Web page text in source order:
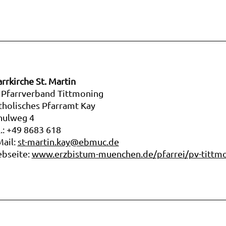
St. Martin
Tittmoning
Pfarramt Kay
4
+49 8683 618
st-martin.kay@ebmuc.de
www.erzbistum-muenchen.de/pfarrei/pv-